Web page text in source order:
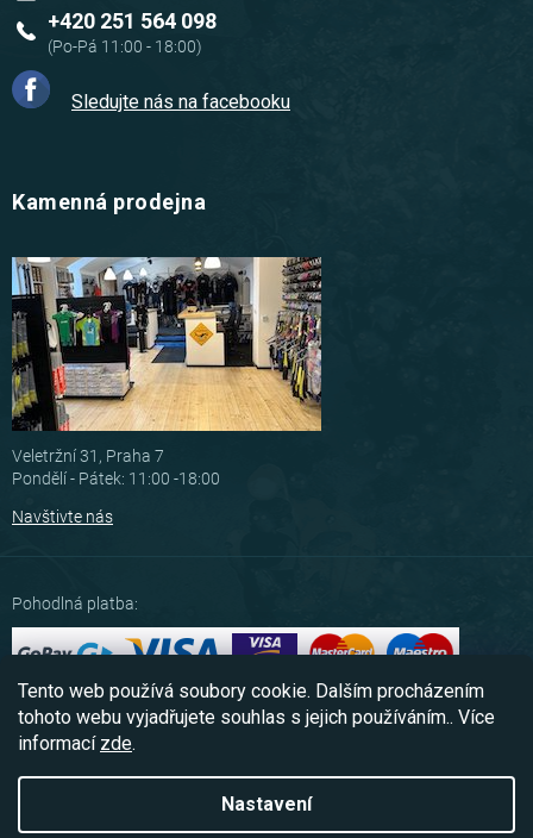
Tento web používá soubory cookie. Dalším procházením
tohoto webu vyjadřujete souhlas s jejich používáním.. Více
informací zde.
Nastavení
+420 251 564 098
Sledujte nás na facebooku
Kamenná prodejna
Veletržní 31, Praha 7
Pondělí - Pátek: 11:00 -18:00
Navštivte nás
Pohodlná platba:
Možnosti dopravy: